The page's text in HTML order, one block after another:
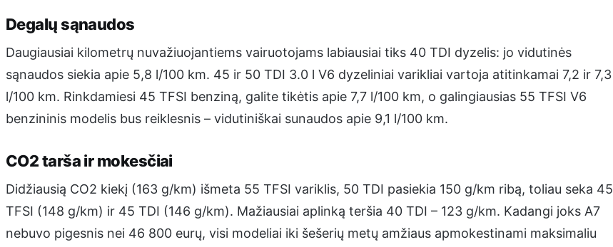
Degalų sąnaudos
Daugiausiai kilometrų nuvažiuojantiems vairuotojams labiausiai tiks 40 TDI dyzelis: jo vidutinės
sąnaudos siekia apie 5,8 l/100 km. 45 ir 50 TDI 3.0 l V6 dyzeliniai varikliai vartoja atitinkamai 7,2 ir 7,3
l/100 km. Rinkdamiesi 45 TFSI benziną, galite tikėtis apie 7,7 l/100 km, o galingiausias 55 TFSI V6
benzininis modelis bus reiklesnis – vidutiniškai sunaudos apie 9,1 l/100 km.
CO2 tarša ir mokesčiai
Didžiausią CO2 kiekį (163 g/km) išmeta 55 TFSI variklis, 50 TDI pasiekia 150 g/km ribą, toliau seka 45
TFSI (148 g/km) ir 45 TDI (146 g/km). Mažiausiai aplinką teršia 40 TDI – 123 g/km. Kadangi joks A7
nebuvo pigesnis nei 46 800 eurų, visi modeliai iki šešerių metų amžiaus apmokestinami maksimaliu